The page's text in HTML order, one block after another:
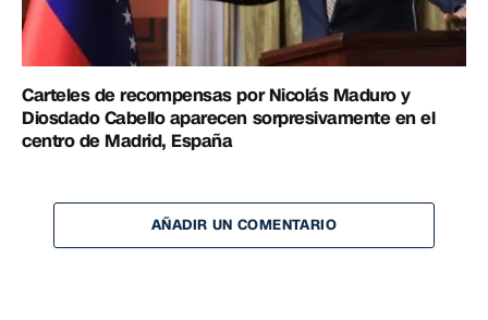
Carteles de recompensas por Nicolás Maduro y
Diosdado Cabello aparecen sorpresivamente en el
centro de Madrid, España
AÑADIR UN COMENTARIO